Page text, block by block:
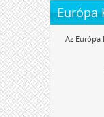
Európa
Az